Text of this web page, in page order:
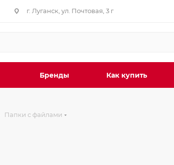
г. Луганск, ул. Почтовая, 3 г
Бренды Как купить
Папки с файлами